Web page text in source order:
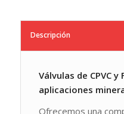
Descripción
Válvulas de CPVC
aplicaciones
Ofrecemos una